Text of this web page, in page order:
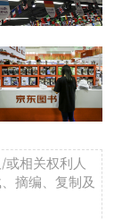
相关权利人
摘编、复制及